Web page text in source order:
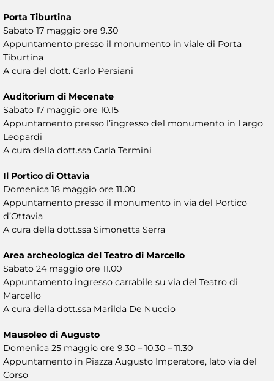
Porta Tiburtina
Sabato 17 maggio ore 9.30
Appuntamento presso il monumento in viale di Porta
Tiburtina
A cura del dott. Carlo Persiani
Auditorium di Mecenate
Sabato 17 maggio ore 10.15
Appuntamento presso l’ingresso del monumento in Largo
Leopardi
A cura della dott.ssa Carla Termini
Il Portico di Ottavia
Domenica 18 maggio ore 11.00
Appuntamento presso il monumento in via del Portico
d’Ottavia
A cura della dott.ssa Simonetta Serra
Area archeologica del Teatro di Marcello
Sabato 24 maggio ore 11.00
Appuntamento ingresso carrabile su via del Teatro di
Marcello
A cura della dott.ssa Marilda De Nuccio
Mausoleo di Augusto
Domenica 25 maggio ore 9.30 – 10.30 – 11.30
Appuntamento in Piazza Augusto Imperatore, lato via del
Corso